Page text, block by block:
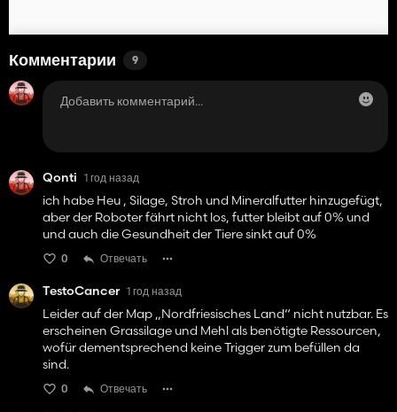
Комментарии 9
Qonti 1 год назад
ich habe Heu , Silage, Stroh und Mineralfutter hinzugefügt,
aber der Roboter fährt nicht los, futter bleibt auf 0% und
und auch die Gesundheit der Tiere sinkt auf 0%
0 Отвечать
TestoCancer 1 год назад
Leider auf der Map „Nordfriesisches Land“ nicht nutzbar. Es
erscheinen Grassilage und Mehl als benötigte Ressourcen,
wofür dementsprechend keine Trigger zum befüllen da
sind.
0 Отвечать